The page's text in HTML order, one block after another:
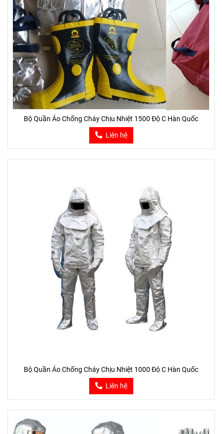
Bộ Quần Áo Chống Cháy Chịu Nhiệt 1500 Độ C Hàn Quốc
Liên hệ
Bộ Quần Áo Chống Cháy Chịu Nhiệt 1000 Độ C Hàn Quốc
Liên hệ